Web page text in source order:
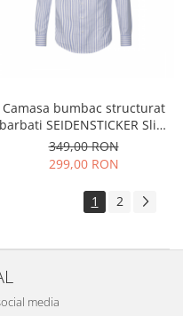
Camasa bumbac structurat
barbati SEIDENSTICKER Slim
albastru dungi
349,00 RON
299,00 RON
1 2
media